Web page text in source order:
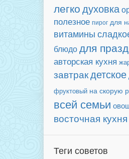
легкодуховка
полезное пирог для
витамины
блюдодля
авторская кухня
завтракдетское
фруктовый на скорую
всей семьи
восточная кухня
Теги советов